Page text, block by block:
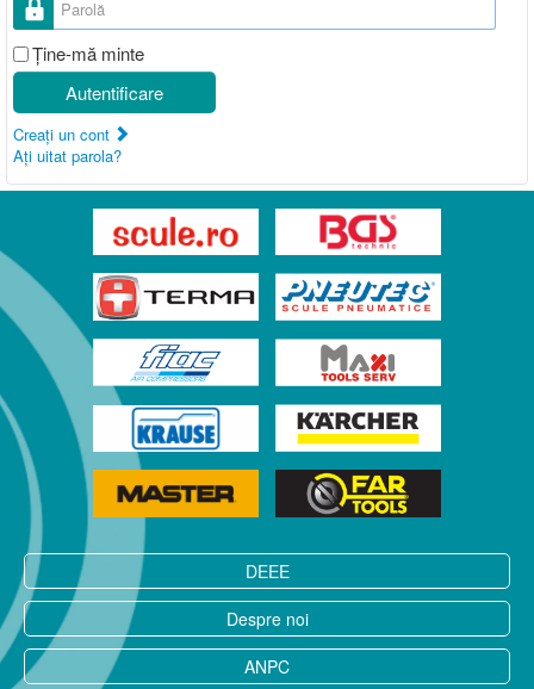
Ţine-mă minte
Autentificare
Creaţi un cont
Aţi uitat parola?
DEEE
Despre noi
ANPC